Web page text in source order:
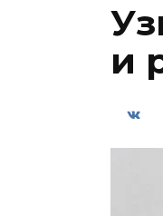
и